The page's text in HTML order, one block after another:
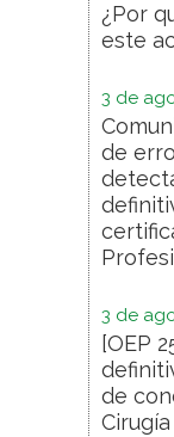
¿Por
este
3 de
de
3 de
[OEP
de